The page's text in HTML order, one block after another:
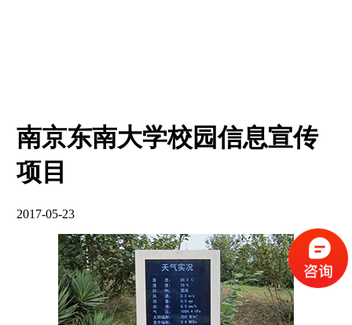
南京东南大学校园信息宣传
项目
2017-05-23